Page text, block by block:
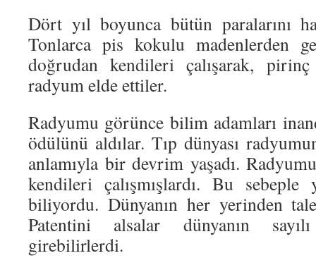
Dört yıl boyunca bütün paralarını
Tonlarca pis kokulu madenlerden
doğrudan kendileri çalışarak,
radyum elde ettiler.
Radyumu görünce bilim adamları
ödülünü aldılar. Tıp dünyası
anlamıyla bir devrim yaşadı.
kendileri çalışmışlardı. Bu
biliyordu. Dünyanın her yerinden
Patentini alsalar dünyanın
girebilirlerdi.